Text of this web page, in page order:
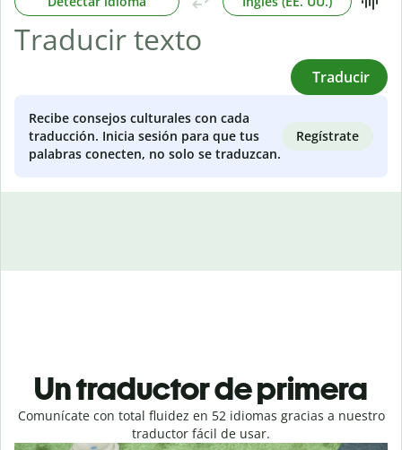
Traducir
Recibe consejos culturales con cada
traducción. Inicia sesión para que tus
palabras conecten, no solo se traduzcan.
Regístrate
Un traductor de primera
Comunícate con total fluidez en 52 idiomas gracias a nuestro
traductor fácil de usar.